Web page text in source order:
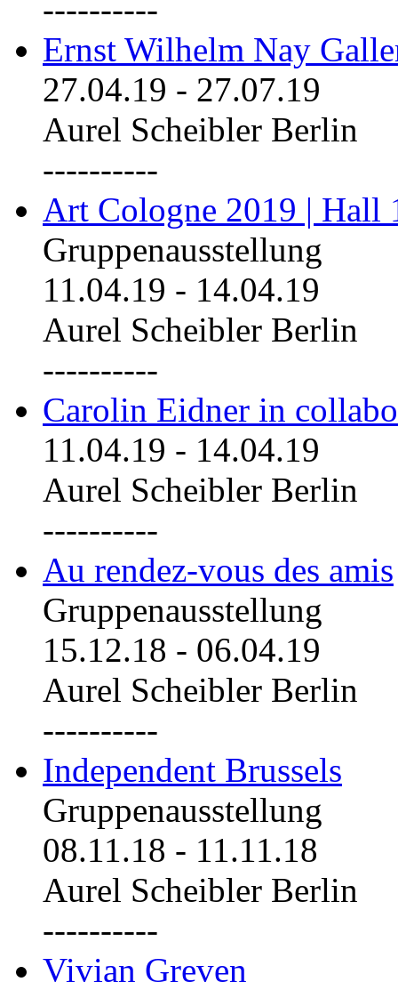
----------
Ernst Wilhelm Nay
27.04.19 - 27.07.19
Aurel Scheibler Berlin
----------
Art Cologne 2019 | Hall
Gruppenausstellung
11.04.19 - 14.04.19
Aurel Scheibler Berlin
----------
Carolin Eidner in
11.04.19 - 14.04.19
Aurel Scheibler Berlin
----------
Au rendez-vous des amis
Gruppenausstellung
15.12.18 - 06.04.19
Aurel Scheibler Berlin
----------
Independent Brussels
Gruppenausstellung
08.11.18 - 11.11.18
Aurel Scheibler Berlin
----------
Vivian Greven